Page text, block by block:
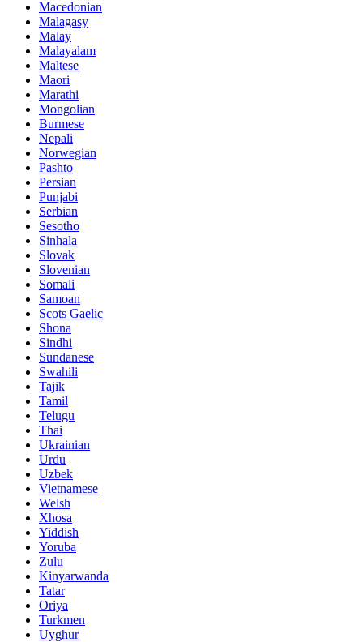
Macedonian
Malagasy
Malay
Malayalam
Maltese
Maori
Marathi
Mongolian
Burmese
Nepali
Norwegian
Pashto
Persian
Punjabi
Serbian
Sesotho
Sinhala
Slovak
Slovenian
Somali
Samoan
Scots Gaelic
Shona
Sindhi
Sundanese
Swahili
Tajik
Tamil
Telugu
Thai
Ukrainian
Urdu
Uzbek
Vietnamese
Welsh
Xhosa
Yiddish
Yoruba
Zulu
Kinyarwanda
Tatar
Oriya
Turkmen
Uyghur